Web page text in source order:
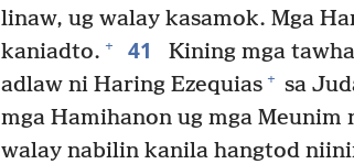
linaw, ug walay kasamok. Mga
kaniadto. + 41
Kining mga
adlaw ni Haring Ezequias + sa
mga Hamihanon ug mga
walay nabilin kanila hangtod